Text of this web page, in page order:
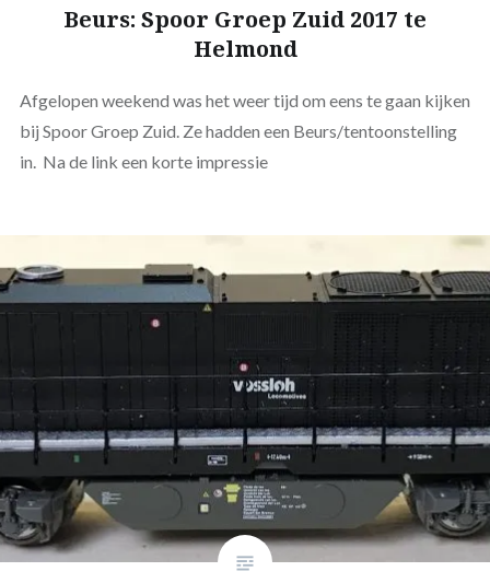
Beurs: Spoor Groep Zuid 2017 te
Helmond
Afgelopen weekend was het weer tijd om eens te gaan kijken
bij Spoor Groep Zuid. Ze hadden een Beurs/tentoonstelling
in. Na de link een korte impressie